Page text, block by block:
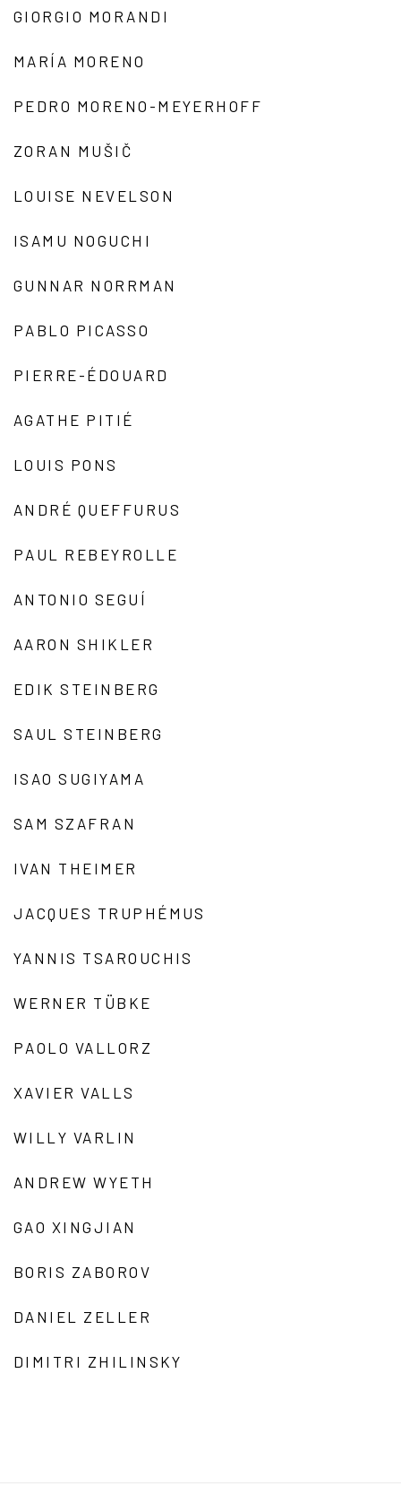
GIORGIO MORANDI
MARÍA MORENO
PEDRO MORENO-MEYERHOFF
ZORAN MUŠIČ
LOUISE NEVELSON
ISAMU NOGUCHI
GUNNAR NORRMAN
PABLO PICASSO
PIERRE-ÉDOUARD
AGATHE PITIÉ
LOUIS PONS
ANDRÉ QUEFFURUS
PAUL REBEYROLLE
ANTONIO SEGUÍ
AARON SHIKLER
EDIK STEINBERG
SAUL STEINBERG
ISAO SUGIYAMA
SAM SZAFRAN
IVAN THEIMER
JACQUES TRUPHÉMUS
YANNIS TSAROUCHIS
WERNER TÜBKE
PAOLO VALLORZ
XAVIER VALLS
WILLY VARLIN
ANDREW WYETH
GAO XINGJIAN
BORIS ZABOROV
DANIEL ZELLER
DIMITRI ZHILINSKY